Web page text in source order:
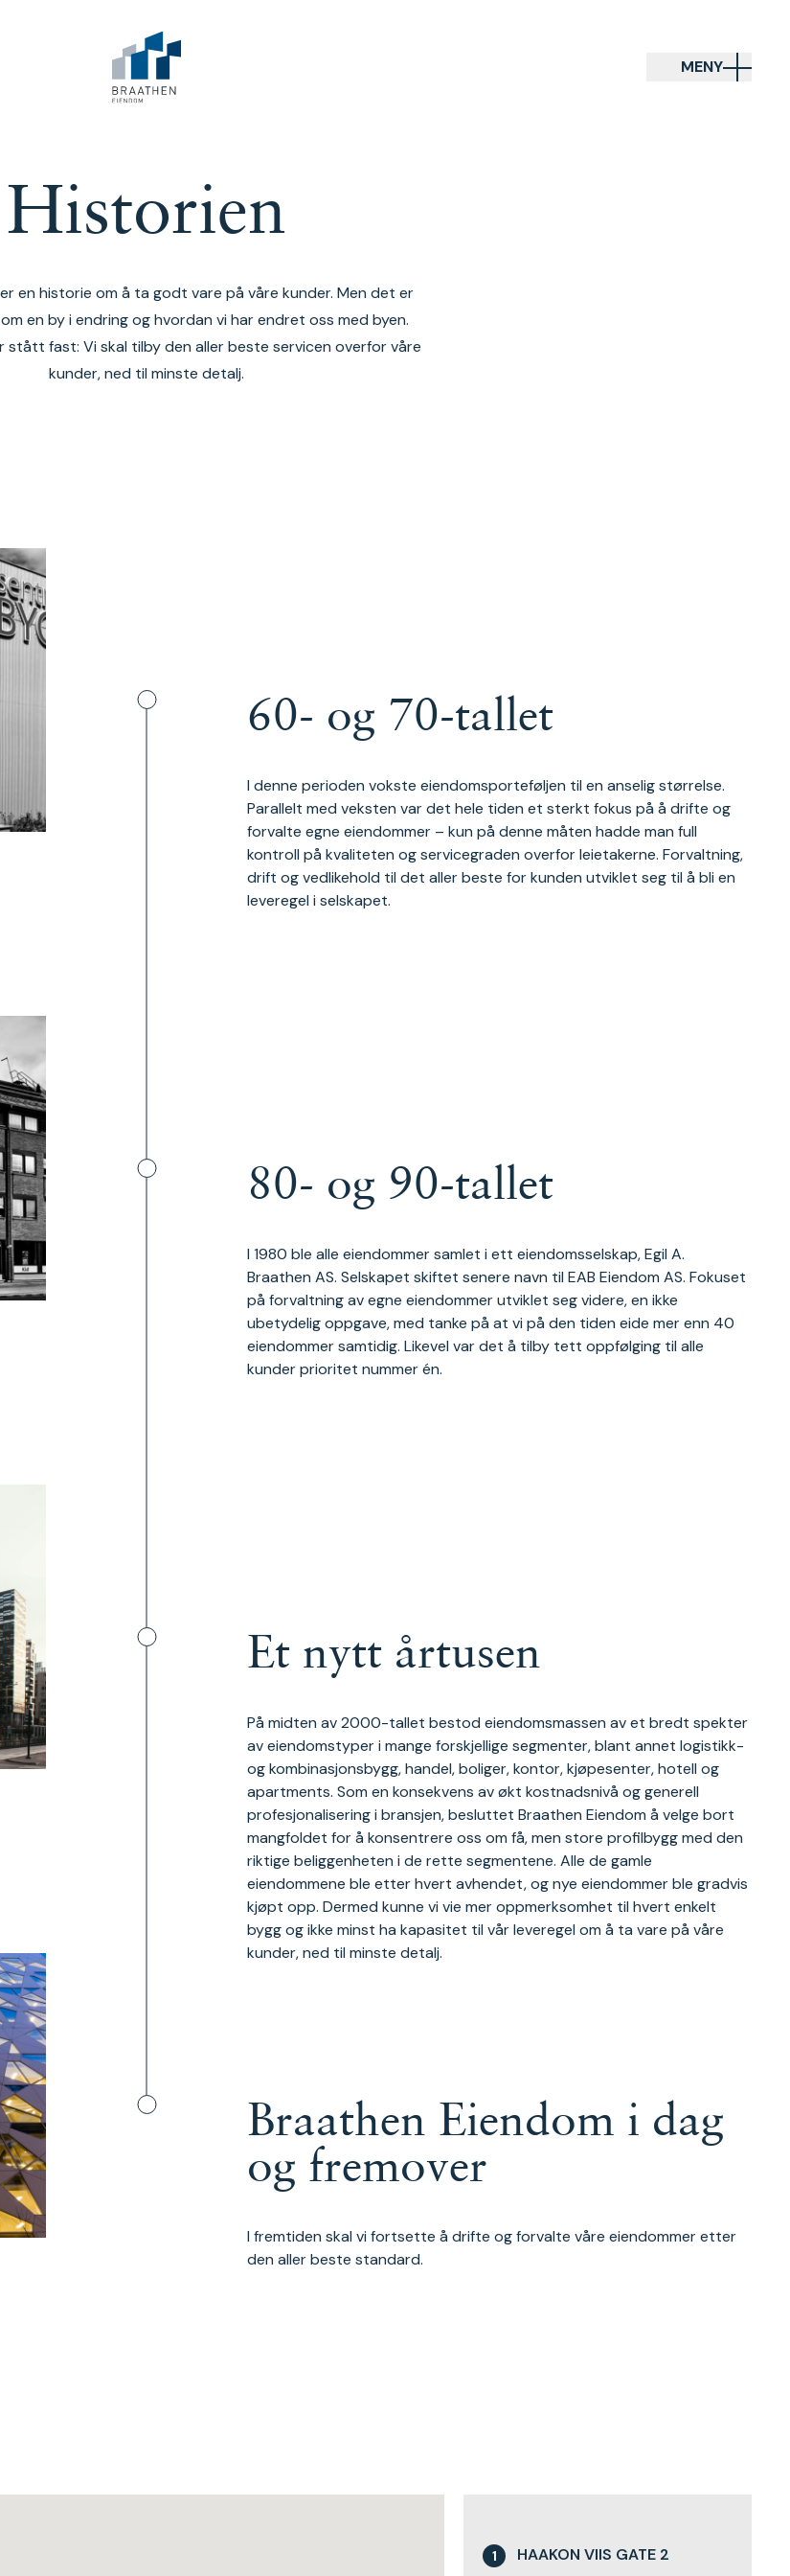
MENY
Historien
en historie om å ta godt vare på våre kunder. Men det er
en by i endring og hvordan vi har endret oss med byen.
stått fast: Vi skal tilby den aller beste servicen overfor våre
kunder, ned til minste detalj.
60- og 70-tallet
I denne perioden vokste eiendomsporteføljen til en anselig størrelse.
Parallelt med veksten var det hele tiden et sterkt fokus på å drifte og
forvalte egne eiendommer – kun på denne måten hadde man full
kontroll på kvaliteten og servicegraden overfor leietakerne. Forvaltning,
drift og vedlikehold til det aller beste for kunden utviklet seg til å bli en
leveregel i selskapet.
80- og 90-tallet
I 1980 ble alle eiendommer samlet i ett eiendomsselskap, Egil A.
Braathen AS. Selskapet skiftet senere navn til EAB Eiendom AS. Fokuset
på forvaltning av egne eiendommer utviklet seg videre, en ikke
ubetydelig oppgave, med tanke på at vi på den tiden eide mer enn 40
eiendommer samtidig. Likevel var det å tilby tett oppfølging til alle
kunder prioritet nummer én.
Et nytt årtusen
På midten av 2000-tallet bestod eiendomsmassen av et bredt spekter
av eiendomstyper i mange forskjellige segmenter, blant annet logistikk-
og kombinasjonsbygg, handel, boliger, kontor, kjøpesenter, hotell og
apartments. Som en konsekvens av økt kostnadsnivå og generell
profesjonalisering i bransjen, besluttet Braathen Eiendom å velge bort
mangfoldet for å konsentrere oss om få, men store profilbygg med den
riktige beliggenheten i de rette segmentene. Alle de gamle
eiendommene ble etter hvert avhendet, og nye eiendommer ble gradvis
kjøpt opp. Dermed kunne vi vie mer oppmerksomhet til hvert enkelt
bygg og ikke minst ha kapasitet til vår leveregel om å ta vare på våre
kunder, ned til minste detalj.
Braathen Eiendom i dag
og fremover
I fremtiden skal vi fortsette å drifte og forvalte våre eiendommer etter
den aller beste standard.
1 HAAKON VIIS GATE 2